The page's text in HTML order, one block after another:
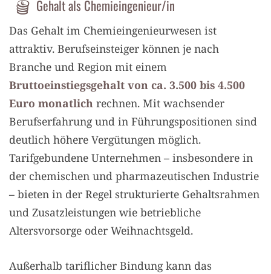
Gehalt als Chemieingenieur/in
Das Gehalt im Chemieingenieurwesen ist
attraktiv. Berufseinsteiger können je nach
Branche und Region mit einem
Bruttoeinstiegsgehalt von ca. 3.500 bis 4.500
Euro monatlich rechnen. Mit wachsender
Berufserfahrung und in Führungspositionen sind
deutlich höhere Vergütungen möglich.
Tarifgebundene Unternehmen – insbesondere in
der chemischen und pharmazeutischen Industrie
– bieten in der Regel strukturierte Gehaltsrahmen
und Zusatzleistungen wie betriebliche
Altersvorsorge oder Weihnachtsgeld.
Außerhalb tariflicher Bindung kann das